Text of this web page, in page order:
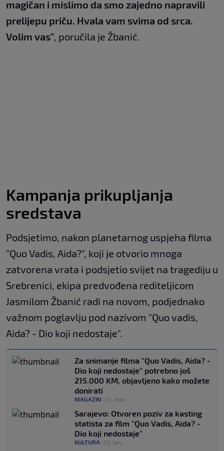
magičan i mislimo da smo zajedno napravili
prelijepu priču. Hvala vam svima od srca.
Volim vas", poručila je Žbanić.
Kampanja prikupljanja
sredstava
Podsjetimo, nakon planetarnog uspjeha filma
"Quo Vadis, Aida?", koji je otvorio mnoga
zatvorena vrata i podsjetio svijet na tragediju u
Srebrenici, ekipa predvođena rediteljicom
Jasmilom Žbanić radi na novom, podjednako
važnom poglavlju pod nazivom "Quo vadis,
Aida? - Dio koji nedostaje".
Za snimanje filma "Quo Vadis, Aida? -
Dio koji nedostaje" potrebno još
215.000 KM, objavljeno kako možete
donirati
MAGAZIN 23. mar.
Sarajevo: Otvoren poziv za kasting
statista za film "Quo Vadis, Aida? -
Dio koji nedostaje"
KULTURA 20. jan.